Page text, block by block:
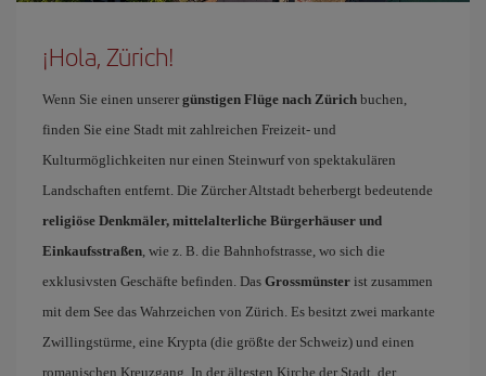
¡Hola, Zürich!
Wenn Sie einen unserer günstigen Flüge nach Zürich buchen,
finden Sie eine Stadt mit zahlreichen Freizeit- und
Kulturmöglichkeiten nur einen Steinwurf von spektakulären
Landschaften entfernt. Die Zürcher Altstadt beherbergt bedeutende
religiöse Denkmäler, mittelalterliche Bürgerhäuser und
Einkaufsstraßen , wie z. B. die Bahnhofstrasse, wo sich die
exklusivsten Geschäfte befinden. Das Grossmünster ist zusammen
mit dem See das Wahrzeichen von Zürich. Es besitzt zwei markante
Zwillingstürme, eine Krypta (die größte der Schweiz) und einen
romanischen Kreuzgang. In der ältesten Kirche der Stadt, der